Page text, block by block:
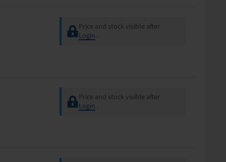
Price and stock visible after
Login .
Price and stock visible after
Login .